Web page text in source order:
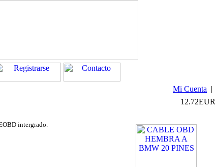
Mi Cuenta |
12.72EUR
intergrado.